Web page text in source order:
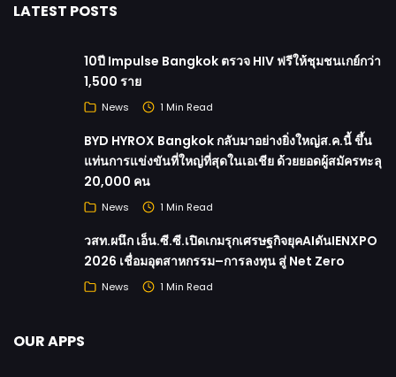
LATEST POSTS
10ปี Impulse Bangkok ตรวจ HIV ฟรีให้ชุมชนเกย์กว่า
1,500 ราย
News 1 Min Read
BYD HYROX Bangkok กลับมาอย่างยิ่งใหญ่ส.ค.นี้ ขึ้น
แท่นการแข่งขันที่ใหญ่ที่สุดในเอเชีย ด้วยยอดผู้สมัครทะลุ
20,000 คน
News 1 Min Read
วสท.ผนึก เอ็น.ซี.ซี.เปิดเกมรุกเศรษฐกิจยุคAIดันIENXPO
2026 เชื่อมอุตสาหกรรม–การลงทุน สู่ Net Zero
News 1 Min Read
OUR APPS